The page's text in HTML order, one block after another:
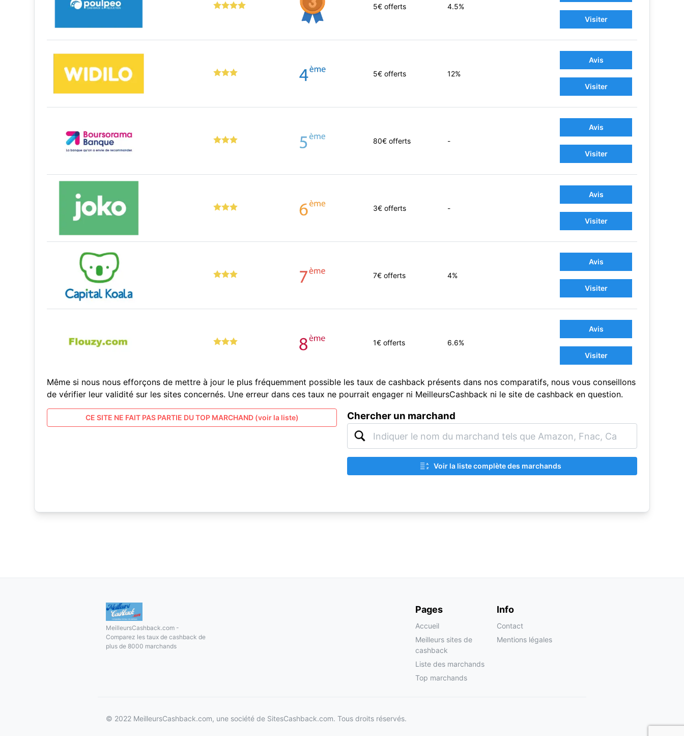
5€ offerts 4.5%
Visiter
5€ offerts 12%
Avis
Visiter
80€ offerts -
Avis
Visiter
3€ offerts -
Avis
Visiter
7€ offerts 4%
Avis
Visiter
1€ offerts 6.6%
Avis
Visiter
Même si nous nous efforçons de mettre à jour le plus fréquemment possible les taux de cashback présents dans nos comparatifs, nous vous conseillons
de vérifier leur validité sur les sites concernés. Une erreur dans ces taux ne pourrait engager ni MeilleursCashback ni le site de cashback en question.
CE SITE NE FAIT PAS PARTIE DU TOP MARCHAND (voir la liste) Chercher un marchand
A
Z
Voir la liste complète des marchands
MeilleursCashback.com -
Comparez les taux de cashback de
plus de 8000 marchands
Pages
Accueil
Meilleurs sites de
cashback
Liste des marchands
Top marchands
Info
Contact
Mentions légales
© 2022 MeilleursCashback.com, une société de SitesCashback.com. Tous droits réservés.